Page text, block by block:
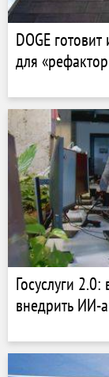
DOGE
для
Госуслуги
внедрить ИИ-